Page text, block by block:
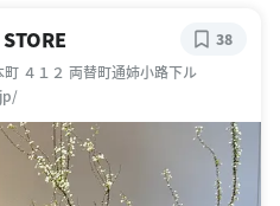
４１２ 両替町通姉小路下ル
38